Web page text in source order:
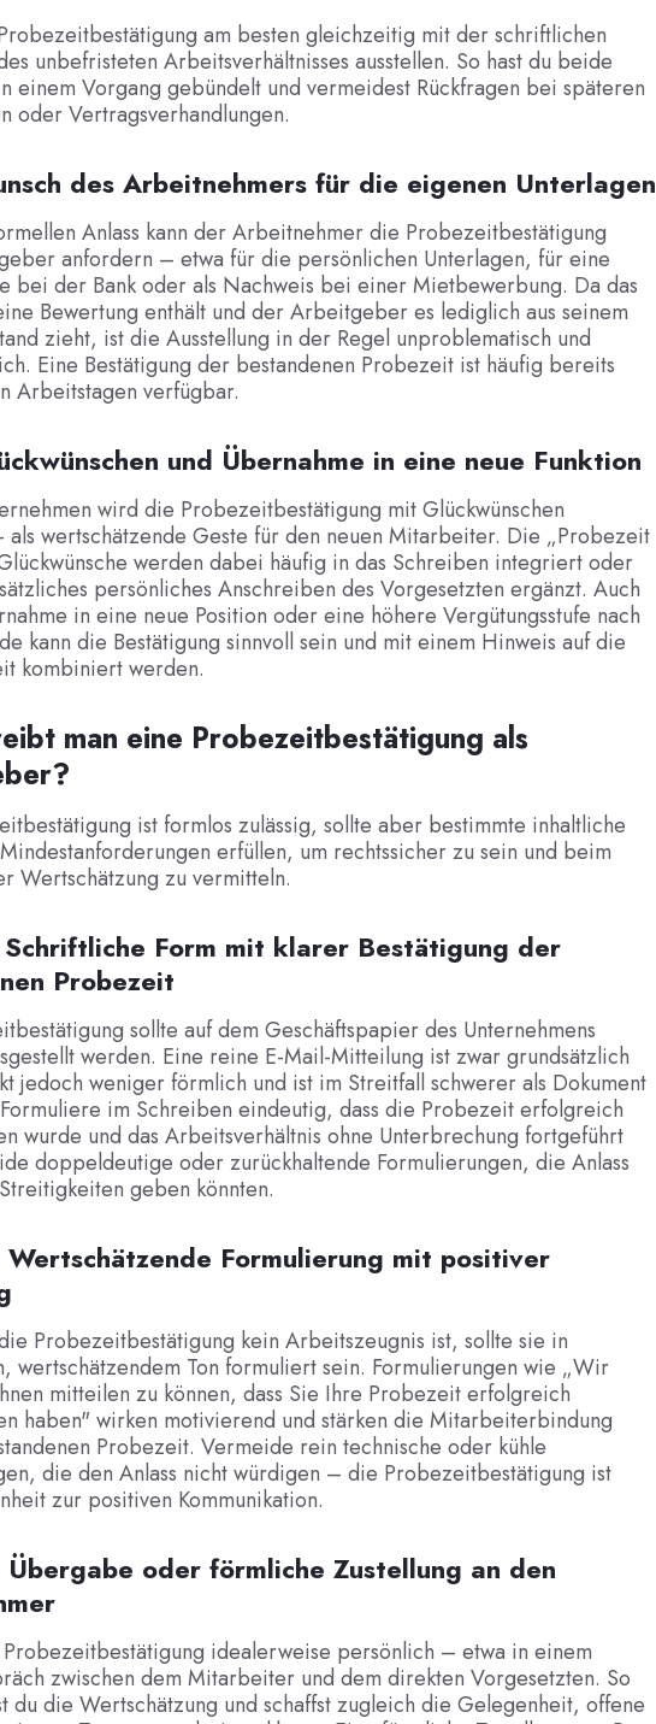
am besten gleichzeitig mit der schriftlichen
unbefristeten Arbeitsverhältnisses ausstellen. So hast du beide
einem Vorgang gebündelt und vermeidest Rückfragen bei späteren
oder Vertragsverhandlungen.
des Arbeitnehmers für die eigenen Unterlagen
Anlass kann der Arbeitnehmer die Probezeitbestätigung
anfordern – etwa für die persönlichen Unterlagen, für eine
bei der Bank oder als Nachweis bei einer Mietbewerbung. Da das
Bewertung enthält und der Arbeitgeber es lediglich aus seinem
zieht, ist die Ausstellung in der Regel unproblematisch und
Eine Bestätigung der bestandenen Probezeit ist häufig bereits
Arbeitstagen verfügbar.
und Übernahme in eine neue Funktion
wird die Probezeitbestätigung mit Glückwünschen
wertschätzende Geste für den neuen Mitarbeiter. Die „Probezeit
werden dabei häufig in das Schreiben integriert oder
persönliches Anschreiben des Vorgesetzten ergänzt. Auch
in eine neue Position oder eine höhere Vergütungsstufe nach
kann die Bestätigung sinnvoll sein und mit einem Hinweis auf die
kombiniert werden.
man eine Probezeitbestätigung als
ist formlos zulässig, sollte aber bestimmte inhaltliche
erfüllen, um rechtssicher zu sein und beim
Wertschätzung zu vermitteln.
Form mit klarer Bestätigung der
Probezeit
sollte auf dem Geschäftspapier des Unternehmens
werden. Eine reine E-Mail-Mitteilung ist zwar grundsätzlich
jedoch weniger förmlich und ist im Streitfall schwerer als Dokument
im Schreiben eindeutig, dass die Probezeit erfolgreich
wurde und das Arbeitsverhältnis ohne Unterbrechung fortgeführt
doppeldeutige oder zurückhaltende Formulierungen, die Anlass
geben könnten.
Formulierung mit positiver
Probezeitbestätigung kein Arbeitszeugnis ist, sollte sie in
wertschätzendem Ton formuliert sein. Formulierungen wie „Wir
mitteilen zu können, dass Sie Ihre Probezeit erfolgreich
haben" wirken motivierend und stärken die Mitarbeiterbindung
Probezeit. Vermeide rein technische oder kühle
die den Anlass nicht würdigen – die Probezeitbestätigung ist
zur positiven Kommunikation.
oder förmliche Zustellung an den
idealerweise persönlich – etwa in einem
zwischen dem Mitarbeiter und dem direkten Vorgesetzten. So
du die Wertschätzung und schaffst zugleich die Gelegenheit, offene